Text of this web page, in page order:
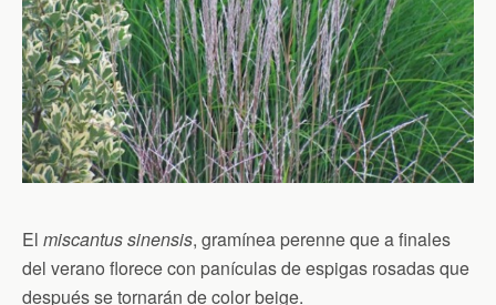
El miscantus sinensis, gramínea perenne que a finales
del verano florece con panículas de espigas rosadas que
después se tornarán de color beige.